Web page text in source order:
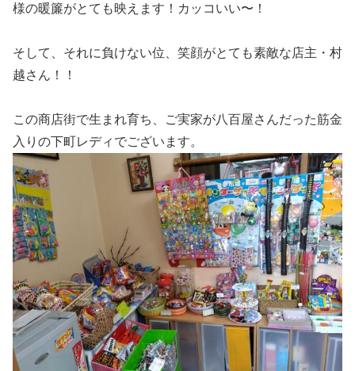
様の暖簾がとても映えます！カッコいい〜！
そして、それに負けない位、笑顔がとても素敵な店主・村
越さん！！
この商店街で生まれ育ち、ご実家が八百屋さんだった筋金
入りの下町レディでございます。